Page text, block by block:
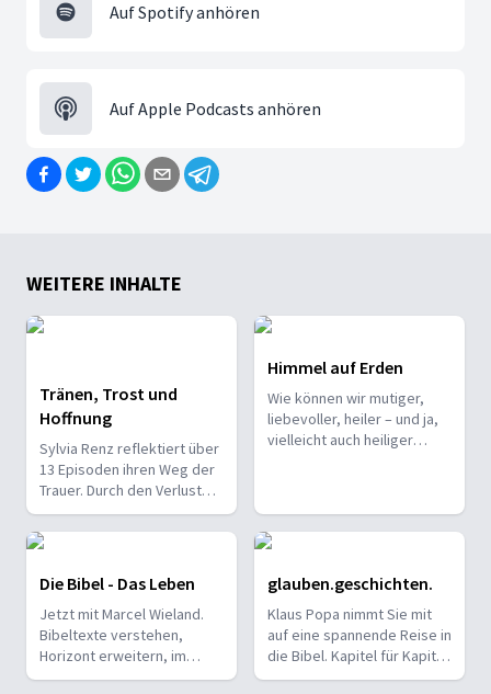
Wenn Musik trägt, wo Worte fehlen: Julia Buchs Weg
6. APRIL 2026
30. MÄRZ 2026
Leah Weigand: Das Gold in den Fugen –
Leah Weigand findet mit Poesie Trost in einer
23. MÄRZ 2026
Roland Werner: Lernen von den frühen
Was machte die ersten Christen so wirksam? Dr. Dr.
Auf Spotify anhören
Auf Apple Podcasts anhören
WEITERE INHALTE
Tränen, Trost und
Hoffnung
Sylvia Renz reflektiert über
13 Episoden ihren Weg der
Trauer. Durch den Verlust
ihrer Tochter stürzt sie
zunächst in ein tiefes Loch.
Doch mit der Zeit findet sie
Heilung und entdeckt, wie
das Leben trotzdem
weitergehen kann.
Himmel auf Erden
Wie können wir mutiger,
liebevoller, heiler – und ja,
vielleicht auch heiliger
Leben & dem guten Gott: in
Pferdeställen, in Tränen und
im Tanz, in der Stille, den
Scherben und in den
wunderbaren Menschen,
die mir jeden Tag
Die Bibel - Das Leben
Jetzt mit Marcel Wieland.
Bibeltexte verstehen,
Horizont erweitern, im
Glauben wachsen. Die
glauben.geschichten.
Klaus Popa nimmt Sie mit
auf eine spannende Reise in
die Bibel. Kapitel für Kapitel
werden die Geschichten